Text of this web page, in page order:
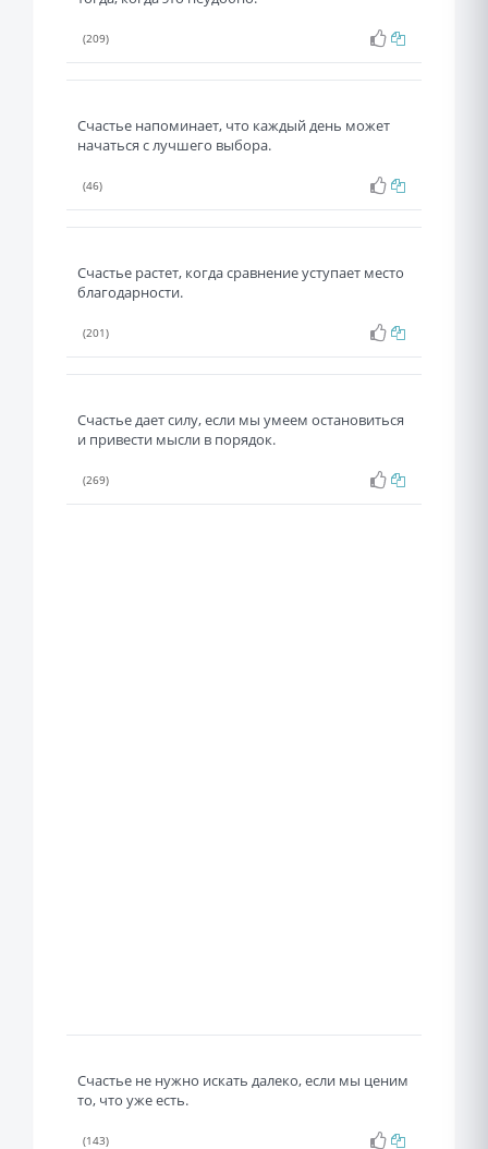
(209)
Счастье напоминает, что каждый день может
начаться с лучшего выбора.
(46)
Счастье растет, когда сравнение уступает место
благодарности.
(201)
Счастье дает силу, если мы умеем остановиться
и привести мысли в порядок.
(269)
Счастье не нужно искать далеко, если мы ценим
то, что уже есть.
(143)